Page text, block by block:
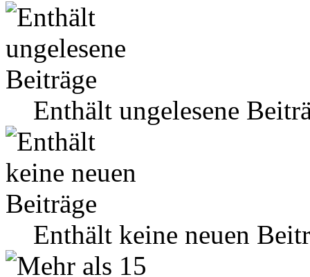
Enthält ungelesene
Enthält keine neuen